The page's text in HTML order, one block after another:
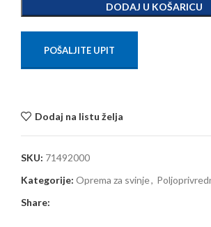
DODAJ U KOŠARICU
POŠALJITE UPIT
Dodaj na listu želja
SKU: 71492000
Kategorije: Oprema za svinje,
Share: